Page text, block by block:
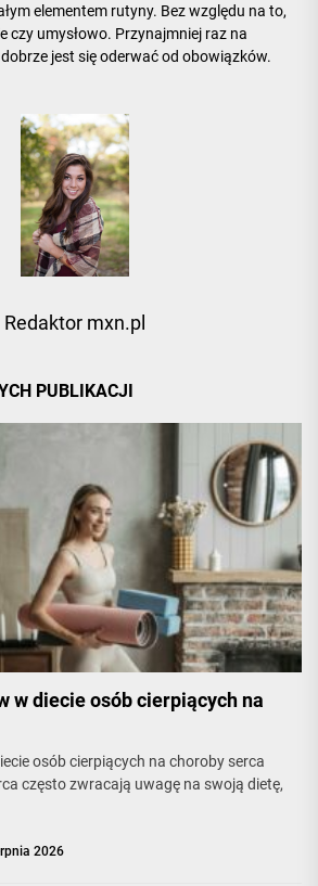
elementem rutyny. Bez względu na to,
czy umysłowo. Przynajmniej raz na
jest się oderwać od obowiązków.
Redaktor mxn.pl
PUBLIKACJI
w diecie osób cierpiących na
osób cierpiących na choroby serca
często zwracają uwagę na swoją dietę,
2026